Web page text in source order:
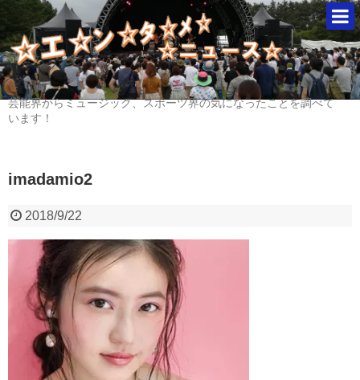
芸能界からミュージック、スポーツ界の気になったことを調べて
います！
imadamio2
2018/9/22